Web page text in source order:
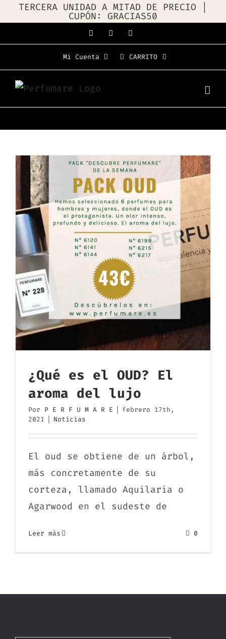
TERCERA UNIDAD A MITAD DE PRECIO |
CUPÓN: GRACIAS50
al
FacebookInstagramWhatsApp
Mi Cuenta CARRITO
¿Qué es el OUD? El
aroma del lujo
Por P E R F U M A R E
febrero 17th,
2021
Noticias
El oud se obtiene de un árbol,
más concretamente de su
corteza, llamado Aquilaria o
Agarwood en el sudeste de
Leer más 0